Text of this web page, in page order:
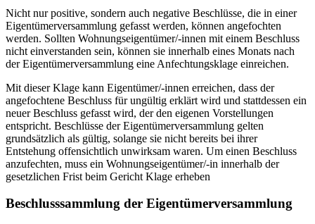
Nicht nur positive, sondern auch negative Beschlüsse, die in einer
Eigentümerversammlung gefasst werden, können angefochten
werden. Sollten Wohnungseigentümer/-innen mit einem Beschluss
nicht einverstanden sein, können sie innerhalb eines Monats nach
der Eigentümerversammlung eine Anfechtungsklage einreichen.
Mit dieser Klage kann Eigentümer/-innen erreichen, dass der
angefochtene Beschluss für ungültig erklärt wird und stattdessen ein
neuer Beschluss gefasst wird, der den eigenen Vorstellungen
entspricht. Beschlüsse der Eigentümerversammlung gelten
grundsätzlich als gültig, solange sie nicht bereits bei ihrer
Entstehung offensichtlich unwirksam waren. Um einen Beschluss
anzufechten, muss ein Wohnungseigentümer/-in innerhalb der
gesetzlichen Frist beim Gericht Klage erheben
Beschlusssammlung der Eigentümerversammlung